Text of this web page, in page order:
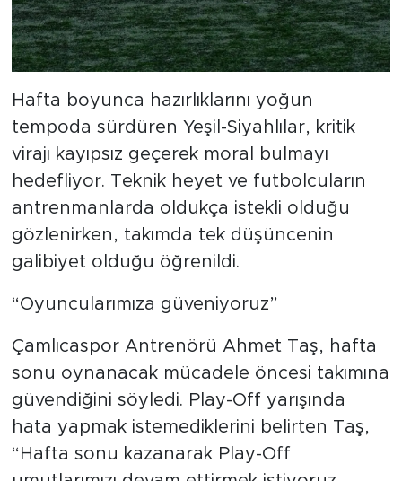
Hafta boyunca hazırlıklarını yoğun
tempoda sürdüren Yeşil-Siyahlılar, kritik
virajı kayıpsız geçerek moral bulmayı
hedefliyor. Teknik heyet ve futbolcuların
antrenmanlarda oldukça istekli olduğu
gözlenirken, takımda tek düşüncenin
galibiyet olduğu öğrenildi.
“Oyuncularımıza güveniyoruz”
Çamlıcaspor Antrenörü Ahmet Taş, hafta
sonu oynanacak mücadele öncesi takımına
güvendiğini söyledi. Play-Off yarışında
hata yapmak istemediklerini belirten Taş,
“Hafta sonu kazanarak Play-Off